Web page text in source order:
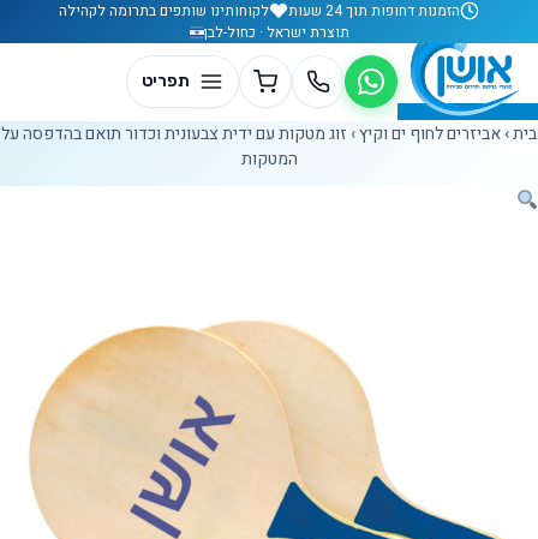
דלג לתוכןהזמנות דחופות תוך 24 שעות
לקוחותינו שותפים בתרומה לקהילה
תוצרת ישראל · כחול-לבן
בית›אביזרים לחוף ים וקיץ› זוג מטקות עם ידית צבעונית וכדור תואם בהדפסה על
המטקות